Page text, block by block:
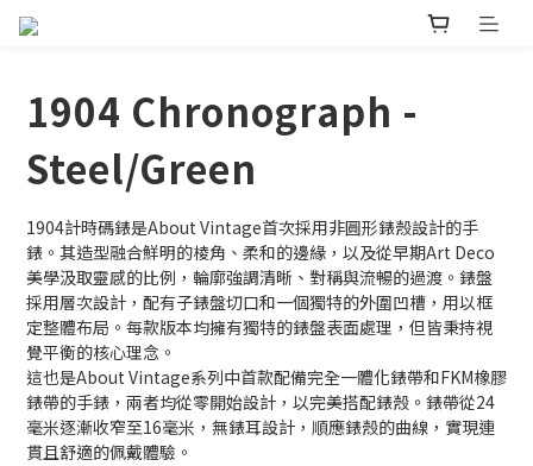
1904 Chronograph -
Steel/Green
1904計時碼錶是About Vintage首次採用非圓形錶殼設計的手
錶。其造型融合鮮明的棱角、柔和的邊緣，以及從早期Art Deco
美學汲取靈感的比例，輪廓強調清晰、對稱與流暢的過渡。錶盤
採用層次設計，配有子錶盤切口和一個獨特的外圍凹槽，用以框
定整體布局。每款版本均擁有獨特的錶盤表面處理，但皆秉持視
覺平衡的核心理念。
這也是About Vintage系列中首款配備完全一體化錶帶和FKM橡膠
錶帶的手錶，兩者均從零開始設計，以完美搭配錶殼。錶帶從24
毫米逐漸收窄至16毫米，無錶耳設計，順應錶殼的曲線，實現連
貫且舒適的佩戴體驗。